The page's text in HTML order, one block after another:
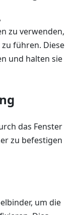
zu verwenden,
führen. Diese
und halten sie
das Fenster
zu befestigen
um die